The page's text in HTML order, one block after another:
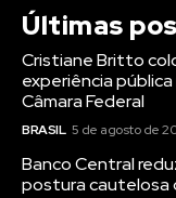
Últimas
Cristiane Britto
experiência
Câmara Federal
BRASIL 5 de agosto de
Banco Central
postura cautelosa